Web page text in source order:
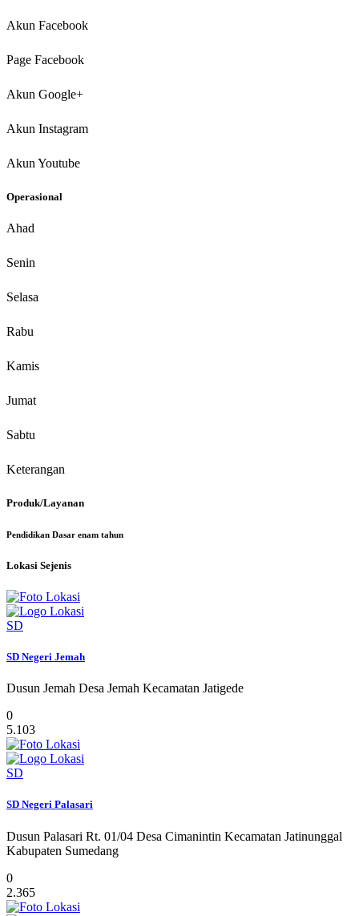
Akun Facebook
Page Facebook
Akun Google+
Akun Instagram
Akun Youtube
Operasional
Ahad
Senin
Selasa
Rabu
Kamis
Jumat
Sabtu
Keterangan
Produk/Layanan
Pendidikan Dasar enam tahun
Lokasi Sejenis
SD
SD Negeri Jemah
Dusun Jemah Desa Jemah Kecamatan Jatigede
0
5.103
SD
SD Negeri Palasari
Dusun Palasari Rt. 01/04 Desa Cimanintin Kecamatan Jatinunggal
Kabupaten Sumedang
0
2.365